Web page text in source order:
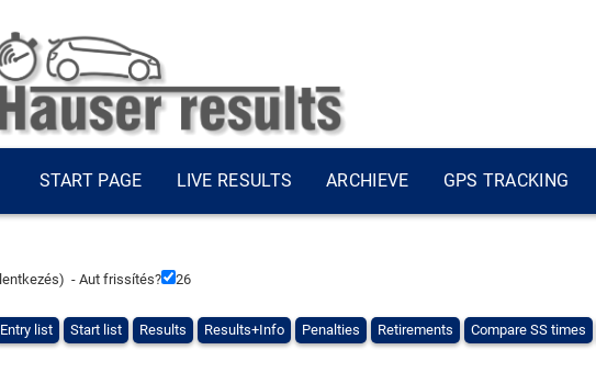
START PAGE LIVE RESULTS ARCHIEVE GPS TRACKING
) - Aut frissítés? 25
Entry list Start list Results Results+Info Penalties Retirements Compare SS times